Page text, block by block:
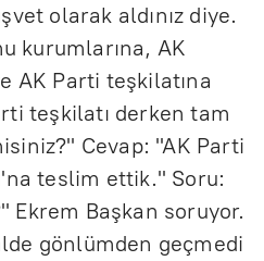
olarak aldınız diye.
kurumlarına, AK
AK Parti teşkilatına
teşkilatı derken tam
Cevap: "AK Parti
teslim ettik." Soru:
Ekrem Başkan soruyor.
gönlümden geçmedi